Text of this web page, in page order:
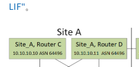
LIF"。